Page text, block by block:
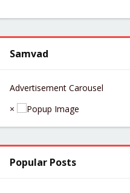
Samvad
Advertisement Carousel
×
Popular Posts